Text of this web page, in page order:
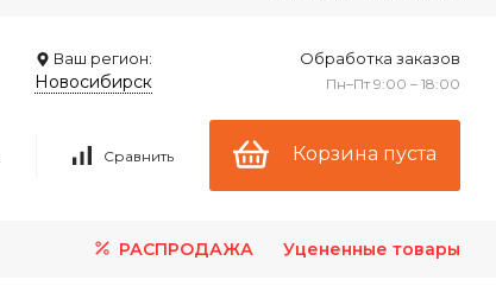
Ваш регион:
Новосибирск
Обработка заказов
Пн–Пт 9:00 – 18:00
Сравнить Корзина пуста
РАСПРОДАЖА Уцененные товары